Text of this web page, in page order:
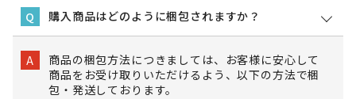
Q 購入商品はどのように梱包されますか？
A
商品の梱包方法につきましては、お客様に安心して
商品をお受け取りいただけるよう、以下の方法で梱
包・発送しております。